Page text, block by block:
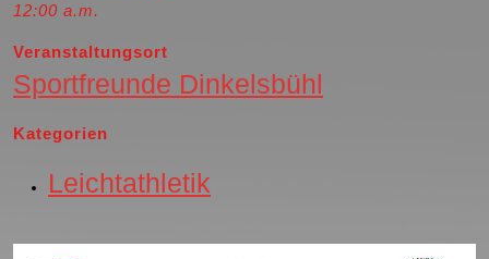
12:00 a.m.
Veranstaltungsort
Sportfreunde Dinkelsbühl
Kategorien
Leichtathletik